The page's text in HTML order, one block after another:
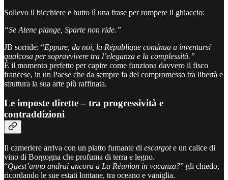
Sollevo il bicchiere e butto lì una frase per rompere il ghiaccio:
“Se Atene piange, Sparte non ride.”
JB sorride: “Eppure, da noi, la République continua a inventarsi
qualcosa per sopravvivere tra l’eleganza e la complessità.”
È il momento perfetto per capire come funziona davvero il fisco
francese, in un Paese che da sempre fa del compromesso tra libertà e
struttura la sua arte più raffinata.
Le imposte dirette – tra progressività e
contraddizioni
Il cameriere arriva con un piatto fumante di escargote un calice di
vino di Borgogna che profuma di terra e legno.
“Quest’anno andrai ancora a La Réunion in vacanza?” gli chiedo,
ricordando le sue estati lontane, tra oceano e vaniglia.